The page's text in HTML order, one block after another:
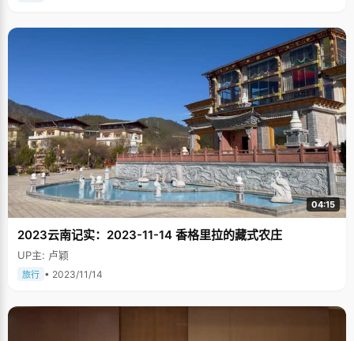
04:15
2023云南记实：2023-11-14 香格里拉的藏式农庄
UP主: 卢颖
旅行 • 2023/11/14